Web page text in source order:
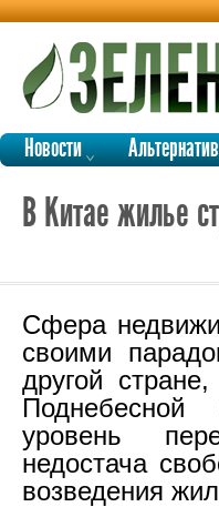
Новости
В Китае жилье
Сфера
своими
другой
уровень
недостача
возведения